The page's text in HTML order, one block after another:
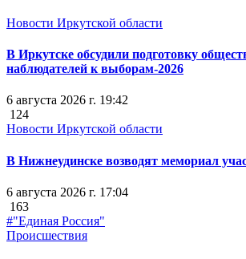
Новости Иркутской области
В Иркутске обсудили подготовку
наблюдателей к выборам-2026
6 августа 2026 г. 19:42
124
Новости Иркутской области
В Нижнеудинске возводят мемориал
6 августа 2026 г. 17:04
163
#"Единая Россия"
Происшествия